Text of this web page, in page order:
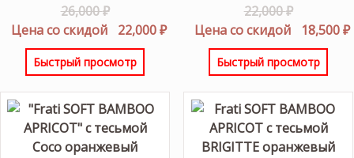
26,000₽Первоначальная
цена
составляла
26,000 ₽.
Цена со скидой 22,000₽Текущая
22,000 ₽.
Быстрый просмотр
22,000₽
цена
22,000 ₽.
Цена со скидой 18,500₽
Быстрый просмотр